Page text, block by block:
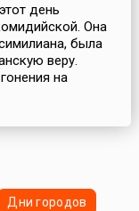
день
Она
была
веру.
на
Дни городов